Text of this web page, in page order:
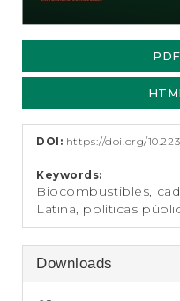
DOI: https://doi.org/
Keywords:
Biocombustibles,
Latina, políticas
Downloads